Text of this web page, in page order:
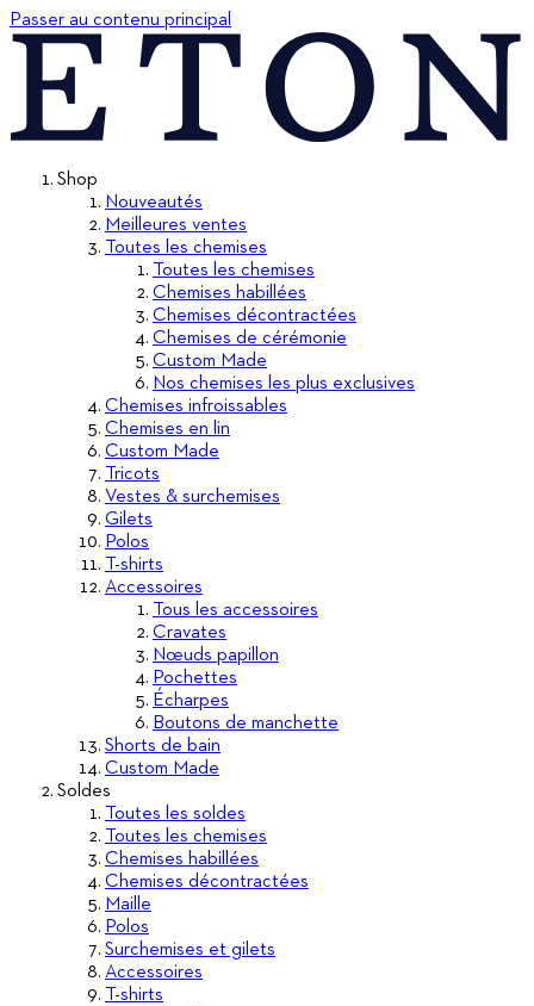
Passer au contenu principal
Shop
Nouveautés
Meilleures ventes
Toutes les chemises
Toutes les chemises
Chemises habillées
Chemises décontractées
Chemises de cérémonie
Custom Made
Nos chemises les plus exclusives
Chemises infroissables
Chemises en lin
Custom Made
Tricots
Vestes & surchemises
Gilets
Polos
T-shirts
Accessoires
Tous les accessoires
Cravates
Nœuds papillon
Pochettes
Écharpes
Boutons de manchette
Shorts de bain
Custom Made
Soldes
Toutes les soldes
Toutes les chemises
Chemises habillées
Chemises décontractées
Maille
Polos
Surchemises et gilets
Accessoires
T-shirts